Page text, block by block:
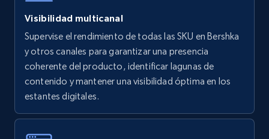
URL, Final price, Sku, Currency, Gtin,
more.
5.6K+ 875+ Comenzar ahora
Visibilidad multicanal
Supervise el rendimiento de todas las SKU en Bershka
y otros canales para garantizar una presencia
coherente del producto, identificar lagunas de
contenido y mantener una visibilidad óptima en los
estantes digitales.